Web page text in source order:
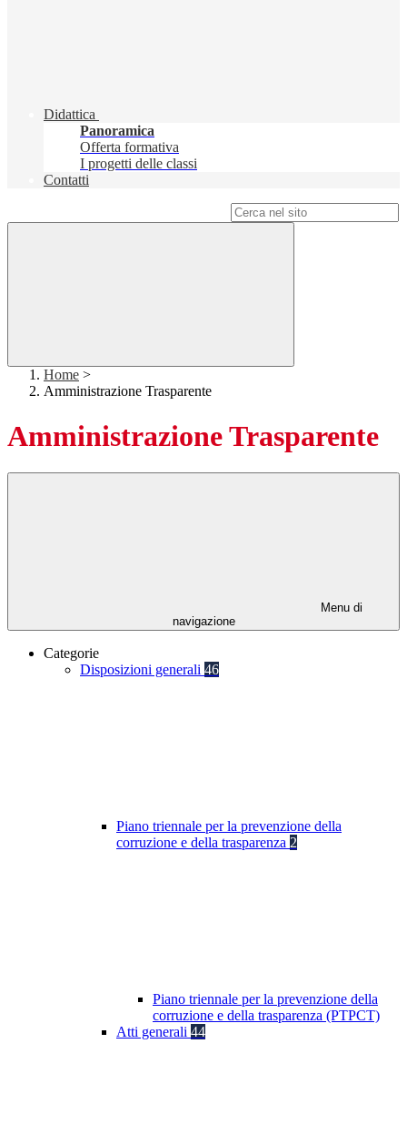
Didattica
Panoramica
Offerta formativa
I progetti delle classi
Contatti
Home >
Amministrazione Trasparente
Amministrazione Trasparente
Menu di
navigazione
Categorie
Disposizioni generali 46
Piano triennale per la prevenzione della
corruzione e della trasparenza 2
Piano triennale per la prevenzione della
corruzione e della trasparenza (PTPCT)
Atti generali 44